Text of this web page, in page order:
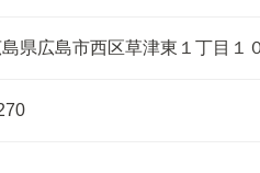
島県広島市西区草津東１丁目１